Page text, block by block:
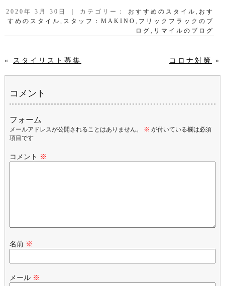
2020年 3月 30日 ｜ カテゴリー： おすすめのスタイル
おす
すめのスタイル
スタッフ：MAKINO
フリックフラックのブ
ログ
リマイルのブログ
« スタイリスト募集 コロナ対策 »
コメント
フォーム
メールアドレスが公開されることはありません。 ※ が付いている欄は必須
項目です
コメント ※
名前 ※
メール ※